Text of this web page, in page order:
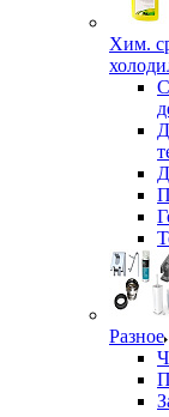
Хим.
Разное